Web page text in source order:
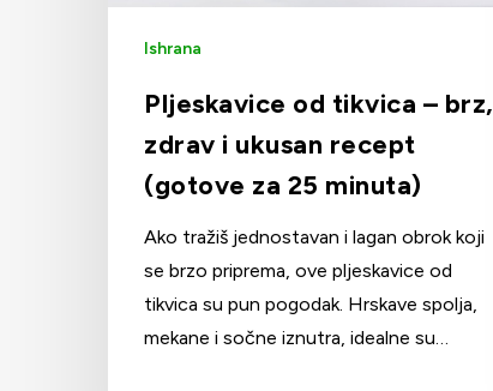
Ishrana
Pljeskavice od tikvica – brz,
zdrav i ukusan recept
(gotove za 25 minuta)
Ako tražiš jednostavan i lagan obrok koji
se brzo priprema, ove pljeskavice od
tikvica su pun pogodak. Hrskave spolja,
mekane i sočne iznutra, idealne su…